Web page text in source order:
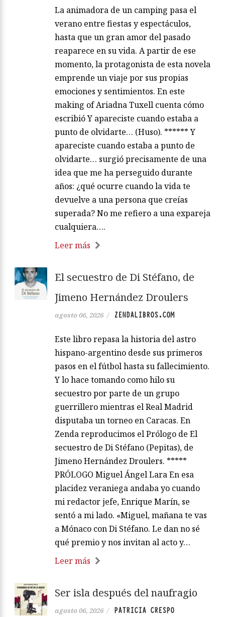
La animadora de un camping pasa el
verano entre fiestas y espectáculos,
hasta que un gran amor del pasado
reaparece en su vida. A partir de ese
momento, la protagonista de esta novela
emprende un viaje por sus propias
emociones y sentimientos. En este
making of Ariadna Tuxell cuenta cómo
escribió Y apareciste cuando estaba a
punto de olvidarte… (Huso). ****** Y
apareciste cuando estaba a punto de
olvidarte… surgió precisamente de una
idea que me ha perseguido durante
años: ¿qué ocurre cuando la vida te
devuelve a una persona que creías
superada? No me refiero a una expareja
cualquiera….
Leer más
El secuestro de Di Stéfano, de
Jimeno Hernández Droulers
agosto 06, 2026 / ZENDALIBROS.COM
Este libro repasa la historia del astro
hispano-argentino desde sus primeros
pasos en el fútbol hasta su fallecimiento.
Y lo hace tomando como hilo su
secuestro por parte de un grupo
guerrillero mientras el Real Madrid
disputaba un torneo en Caracas. En
Zenda reproducimos el Prólogo de El
secuestro de Di Stéfano (Pepitas), de
Jimeno Hernández Droulers. *****
PRÓLOGO Miguel Ángel Lara En esa
placidez veraniega andaba yo cuando
mi redactor jefe, Enrique Marín, se
sentó a mi lado. «Miguel, mañana te vas
a Mónaco con Di Stéfano. Le dan no sé
qué premio y nos invitan al acto y…
Leer más
Ser isla después del naufragio
agosto 06, 2026 / PATRICIA CRESPO